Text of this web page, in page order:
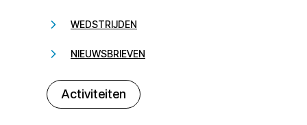
WEDSTRIJDEN
NIEUWSBRIEVEN
Activiteiten
232323